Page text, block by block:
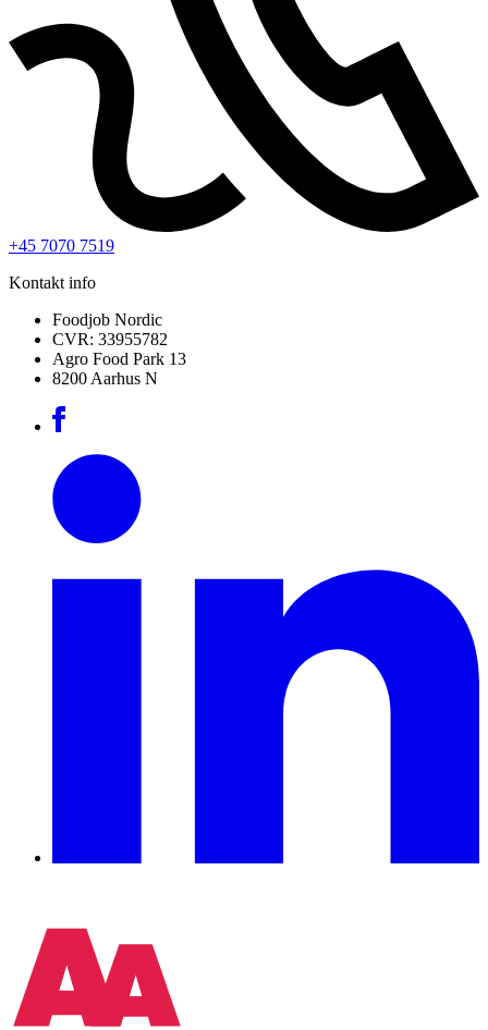
+45 7070 7519
Kontakt info
Foodjob Nordic
CVR: 33955782
Agro Food Park 13
8200 Aarhus N